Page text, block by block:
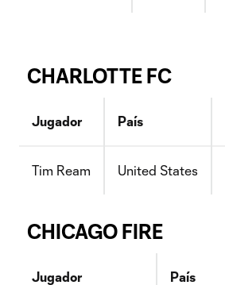
CHARLOTTE FC
Jugador País
Tim Ream United States
CHICAGO FIRE
Jugador País